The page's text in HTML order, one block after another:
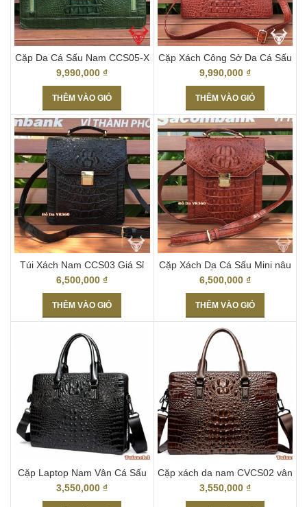
Cặp Da Cá Sấu Nam CCS05-X
Cho Giám Đốc
9,990,000 ₫
THÊM VÀO GIỎ
Cặp Xách Công Sở Da Cá Sấu
Thật CCS03
9,990,000 ₫
THÊM VÀO GIỎ
Túi Xách Nam CCS03 Giá Sỉ
Da Cá Sấu Thật
6,500,000 ₫
THÊM VÀO GIỎ
Cặp Xách Da Cá Sấu Mini nâu
ĐỎ CCS04
6,500,000 ₫
THÊM VÀO GIỎ
Cặp Laptop Nam Vân Cá Sấu
Cao Cấp CVCS03
3,550,000 ₫
Cặp xách da nam CVCS02 vân
cá sấu cao cấp
3,550,000 ₫